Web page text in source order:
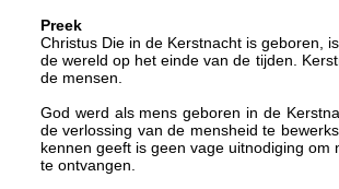
Preek
Christus Die in de Kerstnacht is geboren,
de wereld op het einde van de tijden.
de mensen.
God werd als mens geboren in de
de verlossing van de mensheid te
kennen geeft is geen vage uitnodiging
te ontvangen.